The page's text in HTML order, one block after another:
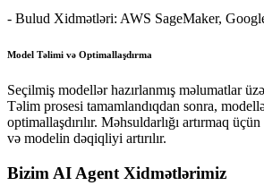
- Bulud Xidmətləri: AWS SageMaker,
Model Təlimi və Optimallaşdırma
Seçilmiş modellər hazırlanmış məlumatlar
Təlim prosesi tamamlandıqdan sonra,
optimallaşdırılır. Məhsuldarlığı artırmaq
və modelin dəqiqliyi artırılır.
Bizim AI Agent Xidmətlərimiz